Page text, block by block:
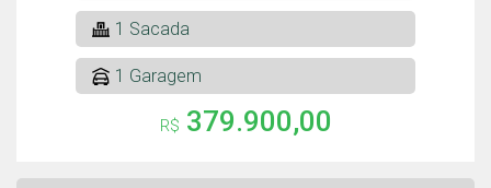
1 Sacada
1 Garagem
R$ 379.900,00